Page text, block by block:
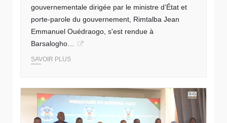
gouvernementale dirigée par le ministre d’État et
porte-parole du gouvernement, Rimtalba Jean
Emmanuel Ouédraogo, s'est rendue à
Barsalogho…
SAVOIR PLUS